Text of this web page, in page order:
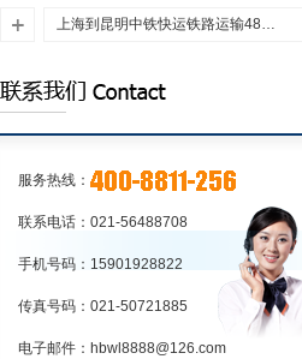
优质上海到重庆铁路运输，上海至成都
线400-8811-2...
上海到昆明中铁快运铁路运输48小时达500元/吨（2021中国电影市场大盘点）
路运输_汉邦物流公司，一站式上海到昆
明直达专线物流，24小时服务热线400-
8811-256...
服务热线：
联系电话：021-56488708
手机号码：15901928822
传真号码：021-50721885
电子邮件：hbwl8888@126.com